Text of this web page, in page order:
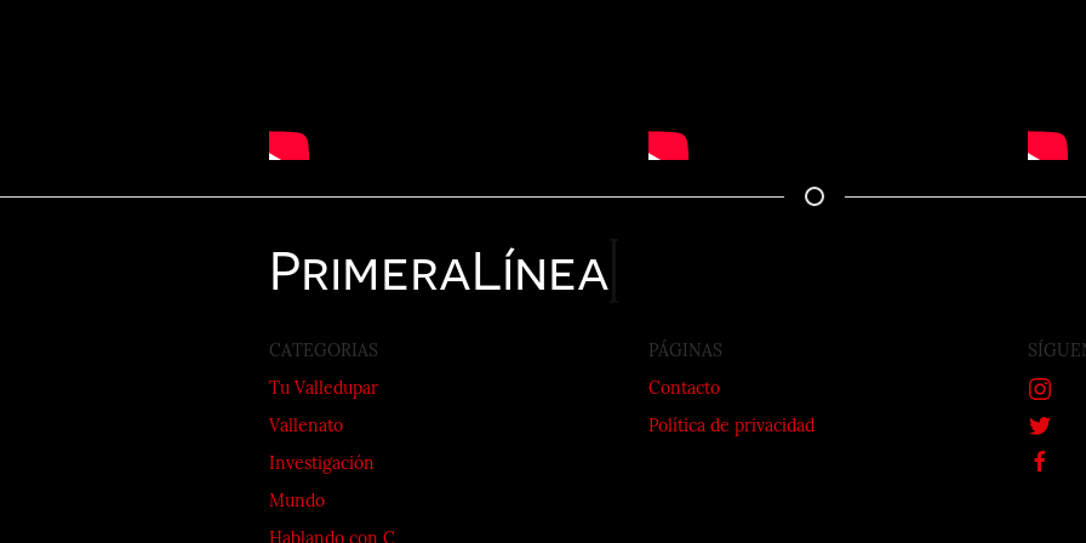
PrimeraLínea
CATEGORIAS
Tu Valledupar
Vallenato
Investigación
Mundo
PÁGINAS
Contacto
Política de privacidad